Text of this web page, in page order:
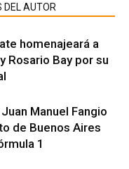
DEL AUTOR
homenajeará a
Rosario Bay por su
Manuel Fangio
de Buenos Aires
1